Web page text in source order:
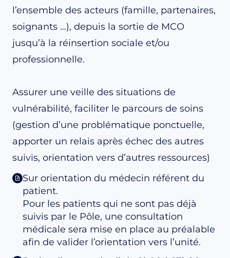
l’ensemble des acteurs (famille, partenaires,
soignants …), depuis la sortie de MCO
jusqu’à la réinsertion sociale et/ou
professionnelle.
Assurer une veille des situations de
vulnérabilité, faciliter le parcours de soins
(gestion d’une problématique ponctuelle,
apporter un relais après échec des autres
suivis, orientation vers d’autres ressources)
Sur orientation du médecin référent du
patient.
Pour les patients qui ne sont pas déjà
suivis par le Pôle, une consultation
médicale sera mise en place au préalable
afin de valider l’orientation vers l’unité.